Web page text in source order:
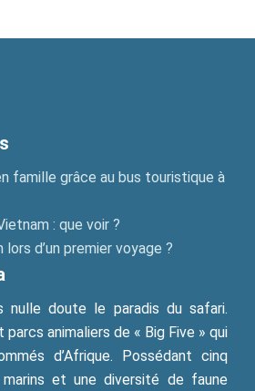
famille grâce au bus touristique à
: que voir ?
lors d’un premier voyage ?
nulle doute le paradis du safari.
animaliers de « Big Five » qui
d’Afrique. Possédant cinq
et une diversité de faune